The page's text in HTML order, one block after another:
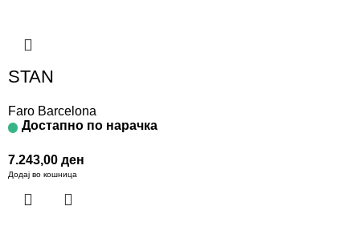
STAN
Faro Barcelona
Достапно по нарачка
7.243,00 ден
Додај во кошница